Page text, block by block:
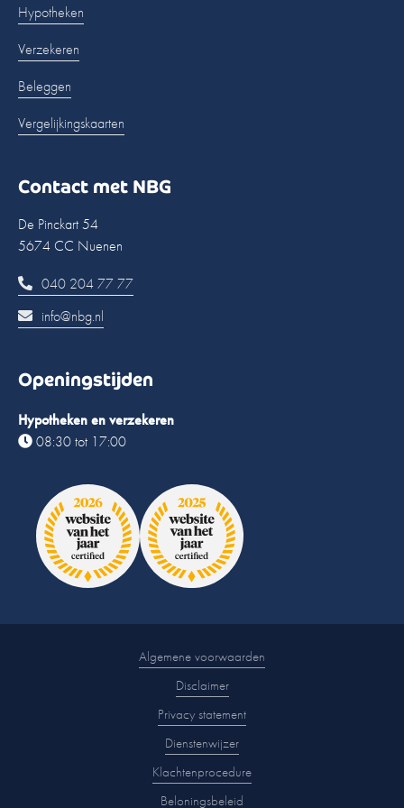
Hypotheken
Verzekeren
Beleggen
Vergelijkingskaarten
Contact met NBG
De Pinckart 54
5674 CC Nuenen
040 204 77 77
info@nbg.nl
Openingstijden
Hypotheken en verzekeren
08:30 tot 17:00
Algemene voorwaarden
Disclaimer
Privacy statement
Dienstenwijzer
Klachtenprocedure
Beloningsbeleid